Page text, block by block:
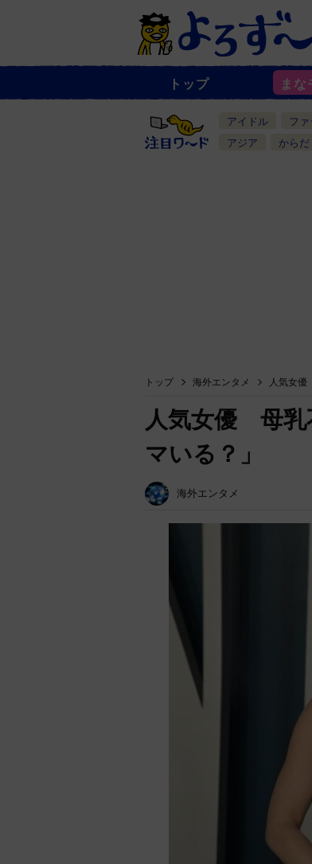
ュ
一
覧
トップ まな
アイドル フ
アジア
からだ
トップ 海外エンタメ 人気女優
人気女優 母乳
マいる？」
海外エンタメ